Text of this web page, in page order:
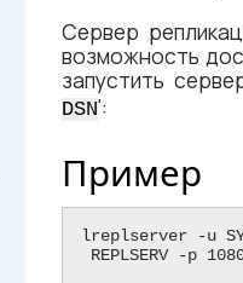
Сервер
возможность
запустить
DSN':
Пример
lreplserver -u
REPLSERV -p